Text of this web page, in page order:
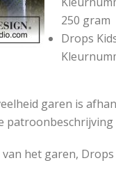
250 gram
Drops
garen is
patroonbeschrijving
het garen, Drops